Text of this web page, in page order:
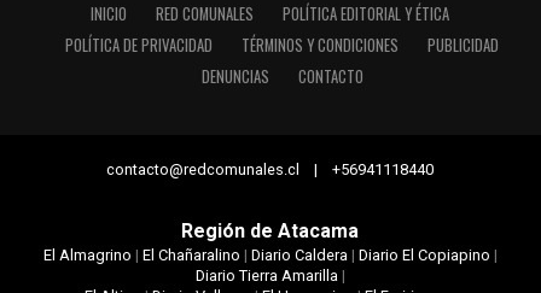
INICIO RED COMUNALES
POLÍTICA EDITORIAL Y ÉTICA
POLÍTICA DE PRIVACIDAD
TÉRMINOS Y CONDICIONES
PUBLICIDAD
DENUNCIAS
CONTACTO
contacto@redcomunales.cl | +56941118440
Región de Atacama
El Almagrino | El Chañaralino | Diario Caldera | Diario El Copiapino |
Diario Tierra Amarilla |